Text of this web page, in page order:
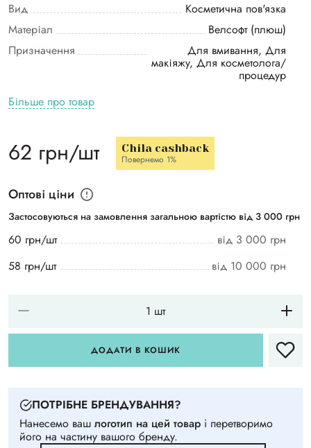
Вид
Косметична пов'язка
Матеріал
Велсофт (плюш)
Призначення
Для вмивання, Для
макіяжу, Для косметолога/
процедур
Більше про товар
62 грн/шт Chila cashback
Повернемо 1%
Оптові ціни
Застосовуються на замовлення загальною вартістю від 3 000 грн
60 грн/шт
від 3 000 грн
58 грн/шт
від 10 000 грн
ДОДАТИ В КОШИК
ПОТРIБНЕ БРЕНДУВАННЯ?
Нанесемо ваш логотип на цей товар i перетворимо
його на частину вашого бренду.